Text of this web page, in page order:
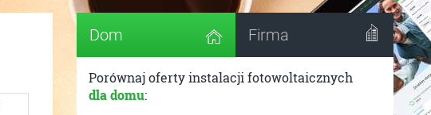
Dom Firma
Porównaj oferty instalacji fotowoltaicznych
dla domu: